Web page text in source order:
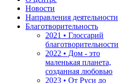
Новости
Направления деятельности
Благотворительность
2021 • Глоссарий
благотворительности
2022 • Дом - это
маленькая планета,
созданная любовью
2023 • От Руси до